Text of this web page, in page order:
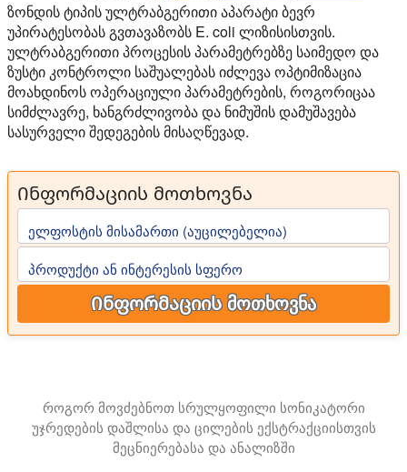
ზონდის ტიპის ულტრაბგერითი აპარატი ბევრ
უპირატესობას გვთავაზობს E. coli ლიზისისთვის.
ულტრაბგერითი პროცესის პარამეტრებზე საიმედო და
ზუსტი კონტროლი საშუალებას იძლევა ოპტიმიზაცია
მოახდინოს ოპერაციული პარამეტრების, როგორიცაა
სიმძლავრე, ხანგრძლივობა და ნიმუშის დამუშავება
სასურველი შედეგების მისაღწევად.
Ინფორმაციის მოთხოვნა
ელფოსტის მისამართი (აუცილებელია)
პროდუქტი ან ინტერესის სფერო
Ინფორმაციის მოთხოვნა
როგორ მოვძებნოთ სრულყოფილი სონიკატორი
უჯრედების დაშლისა და ცილების ექსტრაქციისთვის
მეცნიერებასა და ანალიზში